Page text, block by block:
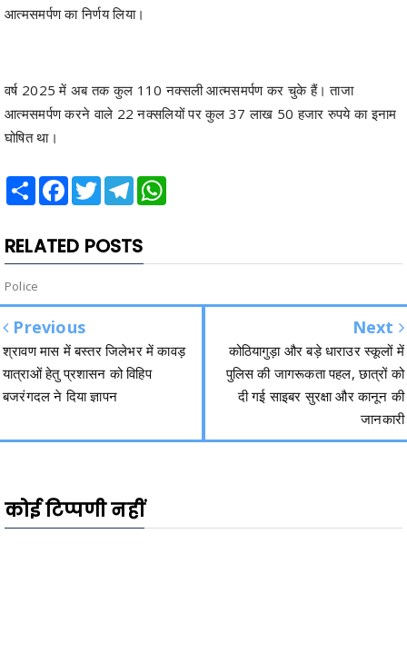
आत्मसमर्पण का निर्णय लिया।
वर्ष 2025 में अब तक कुल 110 नक्सली आत्मसमर्पण कर चुके हैं। ताजा
आत्मसमर्पण करने वाले 22 नक्सलियों पर कुल 37 लाख 50 हजार रुपये का इनाम
घोषित था।
Share Facebook
TwitterTelegram
RELATED POSTS
Police
Previous
श्रावण मास में बस्तर जिलेभर में कावड़
यात्राओं हेतु प्रशासन को विहिप
बजरंगदल ने दिया ज्ञापन
Next
कोठियागुड़ा और बड़े धाराउर स्कूलों में
पुलिस की जागरूकता पहल, छात्रों को
दी गई साइबर सुरक्षा और कानून की
जानकारी
कोई टिप्पणी नहीं